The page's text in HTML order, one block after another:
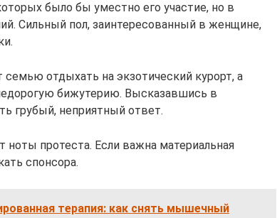
было бы уместно его участие, но в
Сильный пол, заинтересованный в женщине,
семью отдыхать на экзотический курорт, а
бижутерию. Высказавшись в
грубый, неприятный ответ.
ноты протеста. Если важна материальная
спонсора.
терапия: как снять мышечный